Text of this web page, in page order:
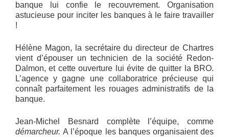
banque lui confie le recouvrement. Organisation
astucieuse pour inciter les banques à le faire travailler
!
Hélène Magon, la secrétaire du directeur de Chartres
vient d’épouser un technicien de la société Redon-
Dalmon, et cette ouverture lui évite de quitter la BRO.
L’agence y gagne une collaboratrice précieuse qui
connaît parfaitement les rouages administratifs de la
banque.
Jean-Michel Besnard complète l’équipe, comme
démarcheur.A l’époque les banques organisaient des